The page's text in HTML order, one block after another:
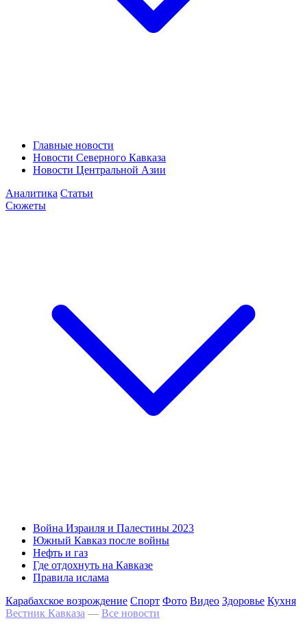
Главные новости
Новости Северного Кавказа
Новости Центральной Азии
Аналитика Статьи
Сюжеты
Война Израиля и Палестины 2023
Южный Кавказ после войны
Нефть и газ
Где отдохнуть на Кавказе
Правила ислама
Карабахское возрождение Спорт Фото Видео Здоровье Кухня
Вестник Кавказа — Все новости